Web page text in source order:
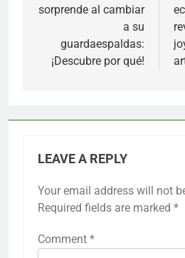
sorprende al cambiar
a su
guardaespaldas:
¡Descubre por qué!
LEAVE A REPLY
Your email address will not
Required fields are marked *
Comment *